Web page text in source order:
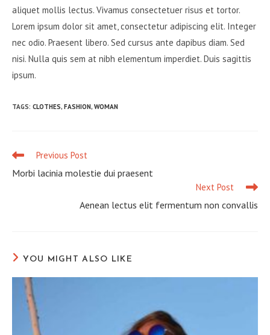
aliquet mollis lectus. Vivamus consectetuer risus et tortor.
Lorem ipsum dolor sit amet, consectetur adipiscing elit. Integer
nec odio. Praesent libero. Sed cursus ante dapibus diam. Sed
nisi. Nulla quis sem at nibh elementum imperdiet. Duis sagittis
ipsum.
TAGS: CLOTHES, FASHION, WOMAN
Read
articles
Previous Post
Morbi lacinia molestie dui praesent
Next Post
Aenean lectus elit fermentum non convallis
YOU MIGHT ALSO LIKE